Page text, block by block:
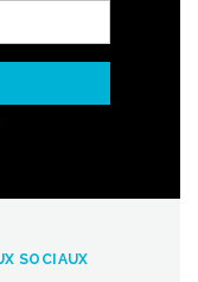
SOCIAUX